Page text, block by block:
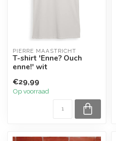
PIERRE MAASTRICHT
T-shirt 'Enne? Ouch
enne!' wit
€29,99
Op voorraad